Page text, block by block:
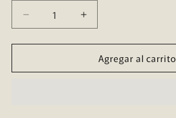
Reducir
cantidad
para
x
Aumentar
cantidad
para
Pack
x
Agregar al carrito